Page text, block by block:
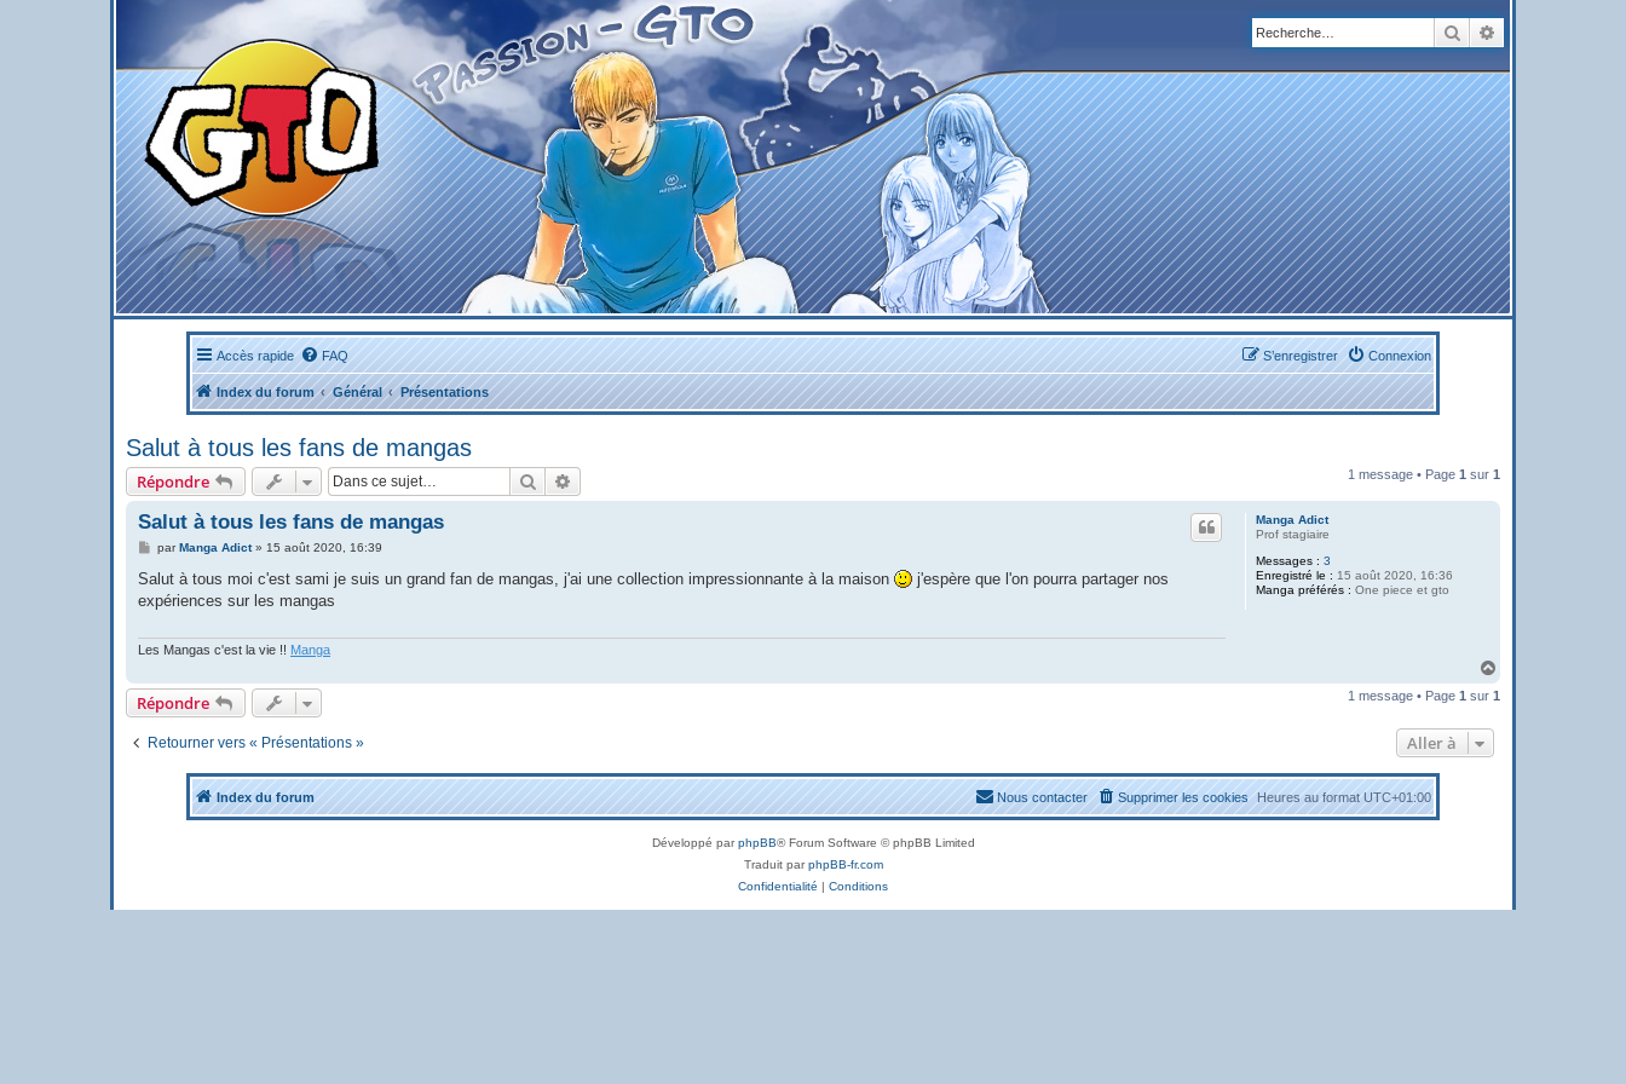
Rechercher
Accès rapide FAQ Connexion
S’enregistrer
Index du forum Général Présentations
Salut à tous les fans de mangas
Répondre Rechercher 1 message • Page 1 sur 1
Manga Adict
Prof stagiaire
Messages : 3
Enregistré le : 15 août 2020, 16:36
Manga préférés : One piece et gto
Salut à tous les fans de mangas
M
s
a
parManga Adict» 15 août 2020, 16:39
Salut à tous moi c'est sami je suis un grand fan de mangas, j'ai une collection impressionnante à la maison
j'espère que l'on pourra partager nos
expériences sur les mangas
Les Mangas c'est la vie !! Manga
u
Répondre 1 message • Page 1 sur 1
Retourner vers « Présentations » Aller à
Index du forum Heures au formatUTC+01:00
Supprimer les cookies
Nous contacter
Développé parphpBB® Forum Software © phpBB Limited
Traduit parphpBB-fr.com
Confidentialité | Conditions